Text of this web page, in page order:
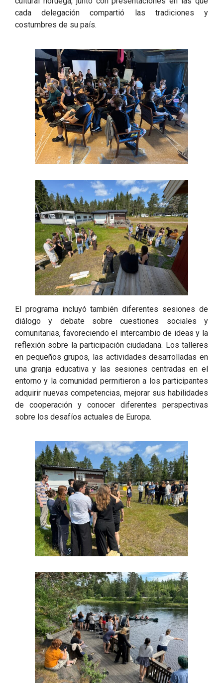
cada delegación compartió las tradiciones y
costumbres de su país.
El programa incluyó también diferentes sesiones de
diálogo y debate sobre cuestiones sociales y
comunitarias, favoreciendo el intercambio de ideas y la
reflexión sobre la participación ciudadana. Los talleres
en pequeños grupos, las actividades desarrolladas en
una granja educativa y las sesiones centradas en el
entorno y la comunidad permitieron a los participantes
adquirir nuevas competencias, mejorar sus habilidades
de cooperación y conocer diferentes perspectivas
sobre los desafíos actuales de Europa.